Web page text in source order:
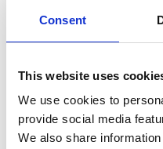
Consent
This website uses
We use cookies to
provide social media
We also share
Här kan du lägga in
uthyrning, för att få
Ditt privata boende
kommer först att
upp som egen sida av
maila till